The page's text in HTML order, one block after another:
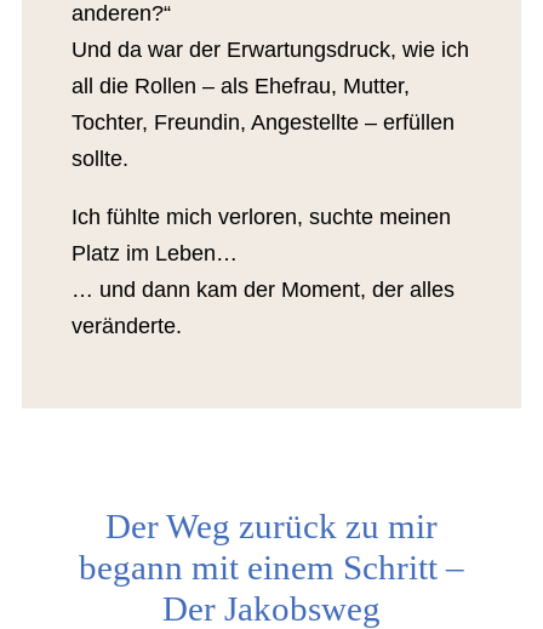
anderen?“
Und da war der Erwartungsdruck, wie ich
all die Rollen – als Ehefrau, Mutter,
Tochter, Freundin, Angestellte – erfüllen
sollte.
Ich fühlte mich verloren, suchte meinen
Platz im Leben…
… und dann kam der Moment, der alles
veränderte.
Der Weg zurück zu mir
begann mit einem Schritt –
Der Jakobsweg